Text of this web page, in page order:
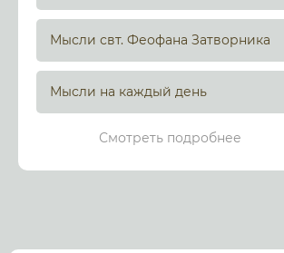
Мысли свт. Феофана Затворника
Мысли на каждый день
Смотреть подробнее